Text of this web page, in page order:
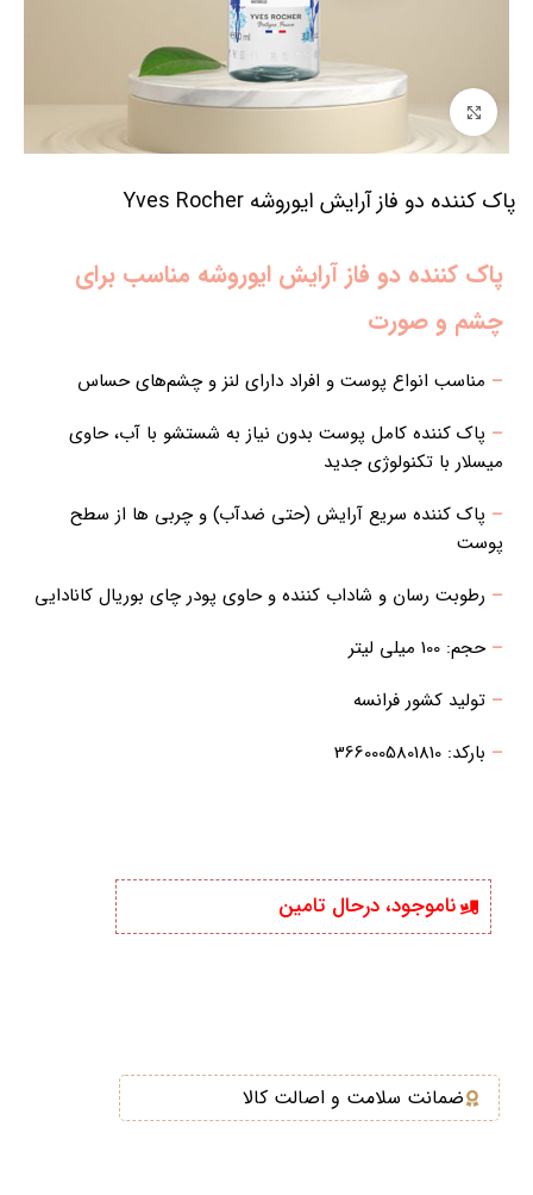
برای بزرگنمایی کلیک کنید
پاک کننده دو فاز آرایش ایوروشه Yves Rocher
پاک کننده دو فاز آرایش ایوروشه مناسب برای
چشم و صورت
– مناسب انواع پوست و افراد دارای لنز و چشم‌های حساس
– پاک کننده کامل پوست بدون نیاز به شستشو با آب، حاوی
میسلار با تکنولوژی جدید
– پاک کننده سریع آرایش (حتی ضدآب) و چربی ها از سطح
پوست
– رطوبت رسان و شاداب کننده و حاوی پودر چای بوریال کانادایی
– حجم: 100 میلی لیتر
– تولید کشور فرانسه
– بارکد: 3660005801810
ناموجود، درحال تامین
ضمانت سلامت و اصالت کالا